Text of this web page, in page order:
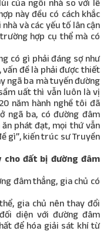
của ngôi nhà so với lề
này đều có cách khắc
và các yếu tố lân cận
hợp cụ thể mà có
có gì phải đáng sợ như
vấn đề là phải được thiết
ngã ba mà tuyến đường
uất thì vẫn luôn là vị
năm hành nghề tôi đã
ngã ba, có đường đâm
phát đạt, mọi thứ vẫn
gì”, kiến trúc sư Truyền
cho đấtbị đường đâm
đâm thẳng, gia chủ có
gia chủ nên thay đổi
diện với đường đâm
để hóa giải sát khí từ